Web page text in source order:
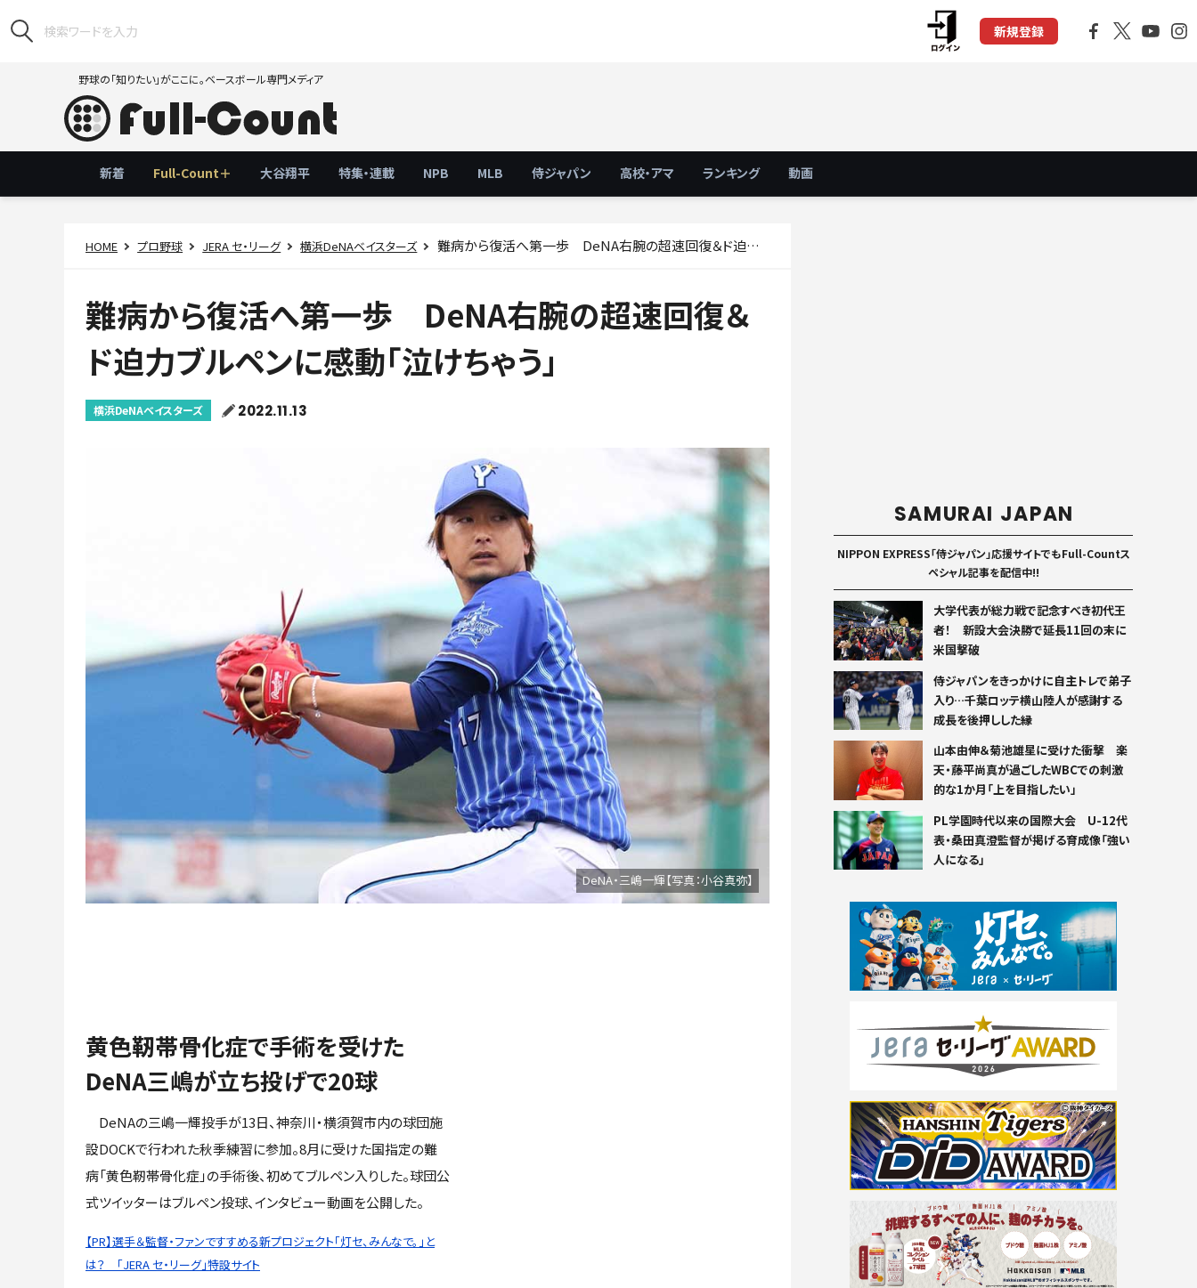
新規登録
野球の「知りたい」がここに。ベースボール専門メディア
新着 Full-Count＋ 大谷翔平 特集・連載 NPB MLB 侍ジャパン 高校・アマ ランキング 動画
HOME プロ野球 JERA セ・リーグ 横浜DeNAベイスターズ 難病から復活へ第一歩 DeNA右腕の超速回復＆ド迫力ブルペンに感動「泣けちゃう」
難病から復活へ第一歩 DeNA右腕の超速回復＆
ド迫力ブルペンに感動「泣けちゃう」
横浜DeNAベイスターズ 2022.11.13
DeNA・三嶋一輝【写真：小谷真弥】
黄色靭帯骨化症で手術を受けた
DeNA三嶋が立ち投げで20球
DeNAの三嶋一輝投手が13日、神奈川・横須賀市内の球団施
設DOCKで行われた秋季練習に参加。8月に受けた国指定の難
病「黄色靭帯骨化症」の手術後、初めてブルペン入りした。球団公
式ツイッターはブルペン投球、インタビュー動画を公開した。
【PR】選手＆監督・ファンですすめる新プロジェクト「灯セ、みんなで。」と
は？ 「JERA セ・リーグ」特設サイト
SAMURAI JAPAN
NIPPON EXPRESS「侍ジャパン」応援サイトでもFull-Countス
ペシャル記事を配信中!!
大学代表が総力戦で記念すべき初代王
者！ 新設大会決勝で延長11回の末に
米国撃破
侍ジャパンをきっかけに自主トレで弟子
入り…千葉ロッテ横山陸人が感謝する
成長を後押しした縁
山本由伸＆菊池雄星に受けた衝撃 楽
天・藤平尚真が過ごしたWBCでの刺激
的な1か月「上を目指したい」
PL学園時代以来の国際大会 U-12代
表・桑田真澄監督が掲げる育成像「強い
人になる」